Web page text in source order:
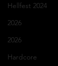
Hellfest 2024
2026
2026
Hardcore